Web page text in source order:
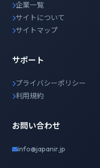
企業一覧
サイトについて
サイトマップ
サポート
プライバシーポリシー
利用規約
お問い合わせ
info@japanir.jp